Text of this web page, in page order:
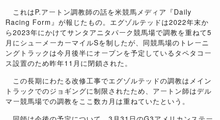
これはP.アートン調教師の話を米競馬メディア『Daily
Racing Form』が報じたもの。エグゾルテッドは2022年末か
ら2023年にかけてサンタアニタパーク競馬場で調教を重ねて5
月にシューメーカーマイルSを制したが、同競馬場のトレーニ
ングトラックは今月後半にオープンを予定しているタペタコー
ス設置のため昨年11月に閉鎖された。
この長期にわたる改修工事でエグゾルテッドの調教はメイン
トラックでのジョギングに制限されたため、アートン師はデル
マー競馬場での調教をここ数カ月は重ねていたという。